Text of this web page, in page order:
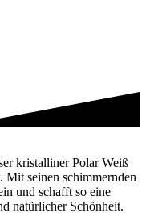
kristalliner Polar Weiß
Mit seinen schimmernden
und schafft so eine
natürlicher Schönheit.